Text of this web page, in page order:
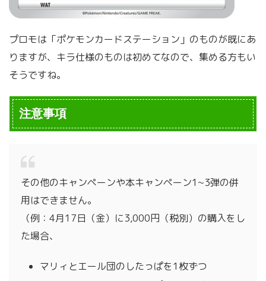
プロモは「ポケモンカードステーション」のものが既にあ
りますが、キラ仕様のものは初めてなので、集める方もい
そうですね。
注意事項
その他のキャンペーンや本キャンペーン1~3弾の併
用はできません。
（例：4月17日（金）に3,000円（税別）の購入をし
た場合、
マリィとエール団のしたっぱを1枚ずつ